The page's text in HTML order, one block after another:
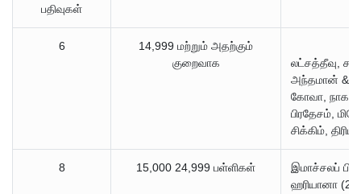
பதிவுகள்
6
14,999 மற்றும் அதற்கும்
குறைவாக
லட்சத்தீவு,
அந்தமான் &
கோவா,
பிரதேசம்,
சிக்கிம்,
8 15,000 24,999 பள்ளிகள்
இமாச்சலப்
ஹரியானா